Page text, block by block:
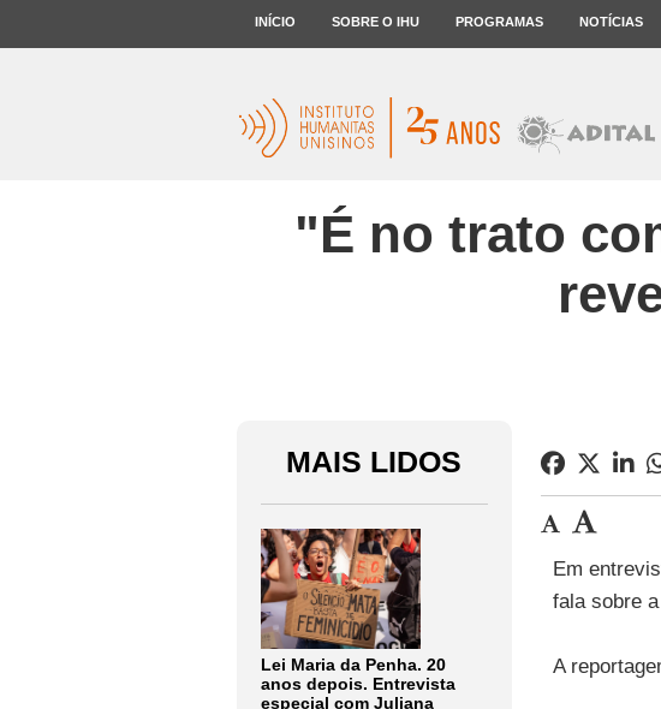
INÍCIO SOBRE O IHU PROGRAMAS NOTÍCIAS
"É no trato
MAIS LIDOS
Lei Maria da Penha. 20
anos depois. Entrevista
especial com Juliana
Em
fala sobre
A